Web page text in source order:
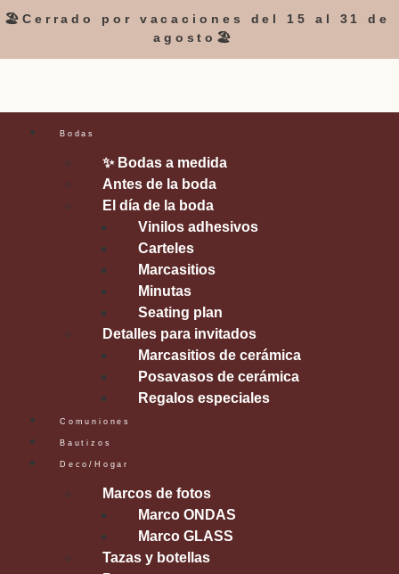
🏖️Cerrado por vacaciones del 15 al 31 de
agosto🏖️
Bodas
✨ Bodas a medida
Antes de la boda
El día de la boda
Vinilos adhesivos
Carteles
Marcasitios
Minutas
Seating plan
Detalles para invitados
Marcasitios de cerámica
Posavasos de cerámica
Regalos especiales
Comuniones
Bautizos
Deco/Hogar
Marcos de fotos
Marco ONDAS
Marco GLASS
Tazas y botellas